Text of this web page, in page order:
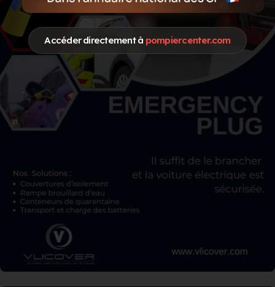
Accéder directement à pompiercenter.com